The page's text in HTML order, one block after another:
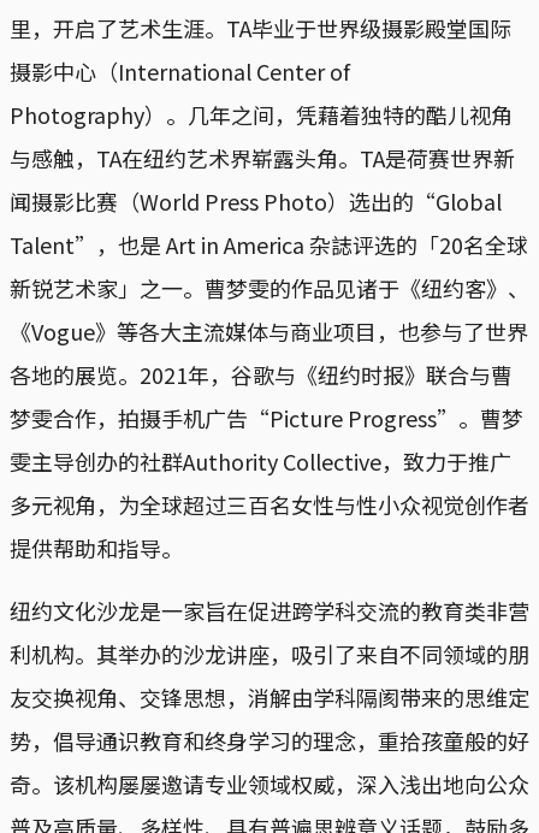
里，开启了艺术生涯。TA毕业于世界级摄影殿堂国际
摄影中心（International Center of
Photography）。几年之间，凭藉着独特的酷儿视角
与感触，TA在纽约艺术界崭露头角。TA是荷赛世界新
闻摄影比赛（World Press Photo）选出的“Global
Talent”，也是 Art in America 杂誌评选的「20名全球
新锐艺术家」之一。曹梦雯的作品见诸于《纽约客》、
《Vogue》等各大主流媒体与商业项目，也参与了世界
各地的展览。2021年，谷歌与《纽约时报》联合与曹
梦雯合作，拍摄手机广告“Picture Progress”。曹梦
雯主导创办的社群Authority Collective，致力于推广
多元视角，为全球超过三百名女性与性小众视觉创作者
提供帮助和指导。
纽约文化沙龙是一家旨在促进跨学科交流的教育类非营
利机构。其举办的沙龙讲座，吸引了来自不同领域的朋
友交换视角、交锋思想，消解由学科隔阂带来的思维定
势，倡导通识教育和终身学习的理念，重拾孩童般的好
奇。该机构屡屡邀请专业领域权威，深入浅出地向公众